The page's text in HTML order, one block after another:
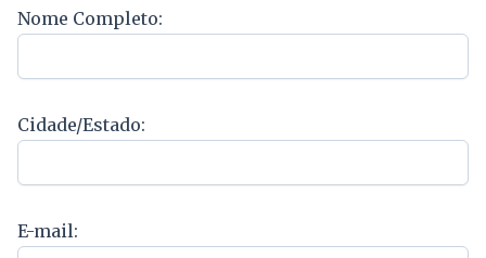
Nome Completo:
Cidade/Estado:
E-mail: